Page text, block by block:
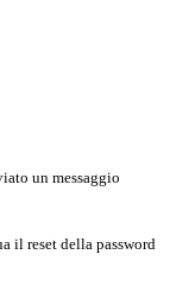
un messaggio
il reset della password